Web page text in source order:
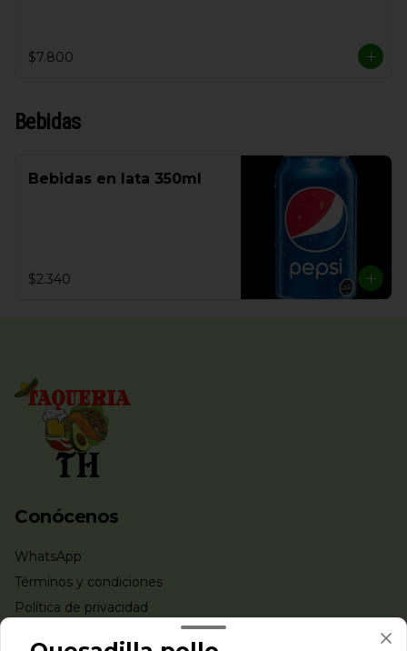
$7.800
Bebidas
Bebidas en lata 350ml
$2.340
Conócenos
WhatsApp
Términos y condiciones
Política de privacidad